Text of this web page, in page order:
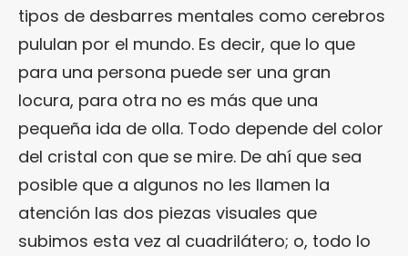
tipos de desbarres mentales como cerebros
pululan por el mundo. Es decir, que lo que
para una persona puede ser una gran
locura, para otra no es más que una
pequeña ida de olla. Todo depende del color
del cristal con que se mire. De ahí que sea
posible que a algunos no les llamen la
atención las dos piezas visuales que
subimos esta vez al cuadrilátero; o, todo lo